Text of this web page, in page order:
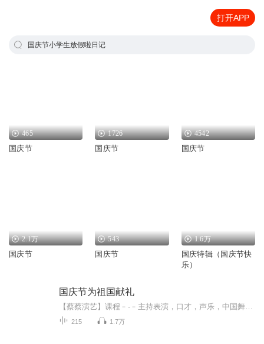
打开APP
国庆节小学生放假啦日记
465
国庆节
1726
国庆节
4542
国庆节
2.1万
国庆节
543
国庆节
1.6万
国庆特辑（国庆节快
乐）
国庆节为祖国献礼
215 1.7万